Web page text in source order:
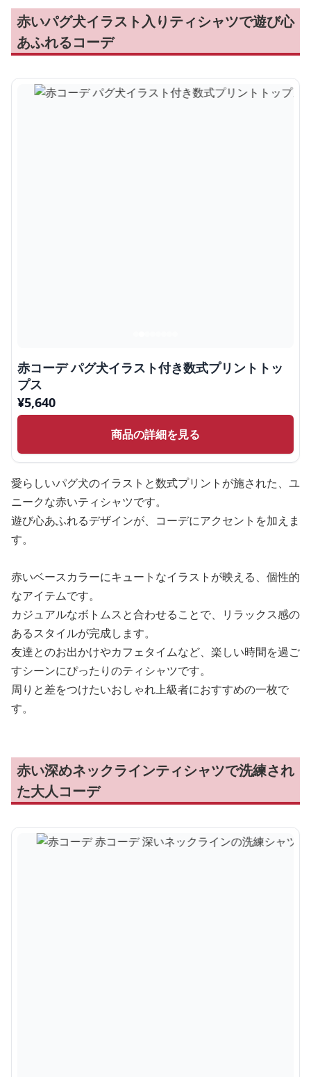
赤いパグ犬イラスト入りティシャツで遊び心
あふれるコーデ
赤コーデ パグ犬イラスト付き数式プリントトッ
プス
¥5,640
商品の詳細を見る
愛らしいパグ犬のイラストと数式プリントが施された、ユ
ニークな赤いティシャツです。
遊び心あふれるデザインが、コーデにアクセントを加えま
す。
赤いベースカラーにキュートなイラストが映える、個性的
なアイテムです。
カジュアルなボトムスと合わせることで、リラックス感の
あるスタイルが完成します。
友達とのお出かけやカフェタイムなど、楽しい時間を過ご
すシーンにぴったりのティシャツです。
周りと差をつけたいおしゃれ上級者におすすめの一枚で
す。
赤い深めネックラインティシャツで洗練され
た大人コーデ